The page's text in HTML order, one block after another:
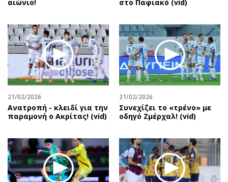
αιώνιο!
στο Παφιακό (vid)
21/02/2026
Ανατροπή - κλειδί για την
παραμονή ο Ακρίτας! (vid)
21/02/2026
Συνεχίζει το «τρένο» με
οδηγό Ζμέρχαλ! (vid)